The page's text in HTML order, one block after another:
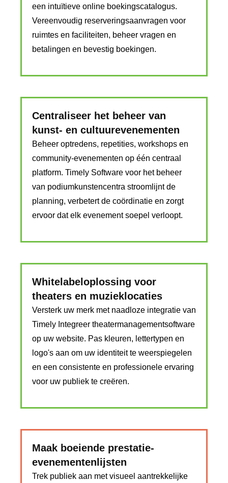
een intuïtieve online boekingscatalogus.
Vereenvoudig reserveringsaanvragen voor
ruimtes en faciliteiten, beheer vragen en
betalingen en bevestig boekingen.
Centraliseer het beheer van
kunst- en cultuurevenementen
Beheer optredens, repetities, workshops en
community-evenementen op één centraal
platform. Timely Software voor het beheer
van podiumkunstencentra stroomlijnt de
planning, verbetert de coördinatie en zorgt
ervoor dat elk evenement soepel verloopt.
Whitelabeloplossing voor
theaters en muzieklocaties
Versterk uw merk met naadloze integratie van
Timely Integreer theatermanagementsoftware
op uw website. Pas kleuren, lettertypen en
logo's aan om uw identiteit te weerspiegelen
en een consistente en professionele ervaring
voor uw publiek te creëren.
Maak boeiende prestatie-
evenementenlijsten
Trek publiek aan met visueel aantrekkelijke